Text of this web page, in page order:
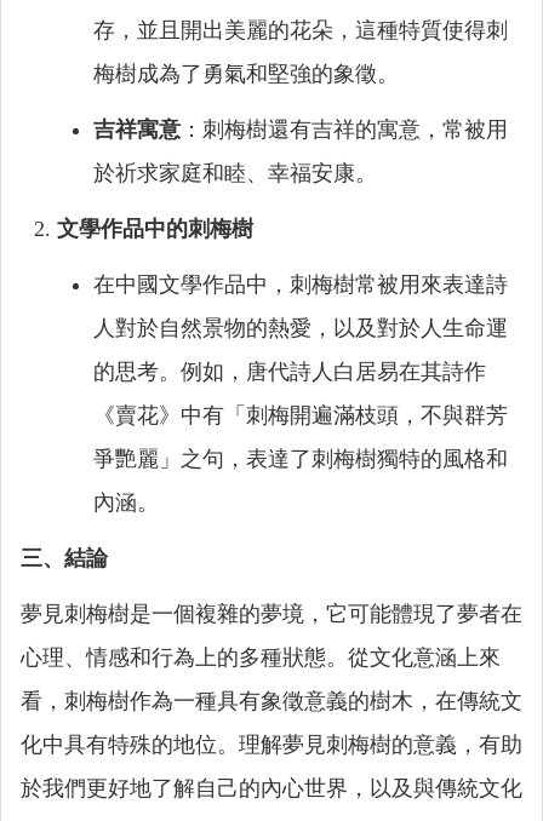
存，並且開出美麗的花朵，這種特質使得刺
梅樹成為了勇氣和堅強的象徵。
吉祥寓意 ：刺梅樹還有吉祥的寓意，常被用
於祈求家庭和睦、幸福安康。
文學作品中的刺梅樹
在中國文學作品中，刺梅樹常被用來表達詩
人對於自然景物的熱愛，以及對於人生命運
的思考。例如，唐代詩人白居易在其詩作
《賣花》中有「刺梅開遍滿枝頭，不與群芳
爭艷麗」之句，表達了刺梅樹獨特的風格和
內涵。
三、結論
夢見刺梅樹是一個複雜的夢境，它可能體現了夢者在
心理、情感和行為上的多種狀態。從文化意涵上來
看，刺梅樹作為一種具有象徵意義的樹木，在傳統文
化中具有特殊的地位。理解夢見刺梅樹的意義，有助
於我們更好地了解自己的內心世界，以及與傳統文化